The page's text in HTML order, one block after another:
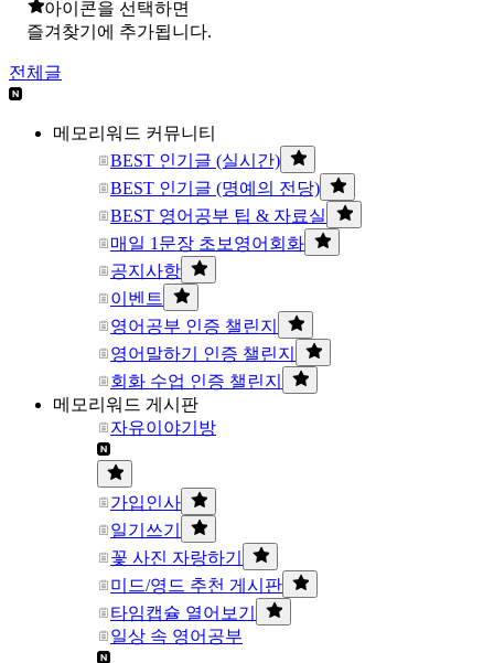
아이콘을 선택하면
즐겨찾기에 추가됩니다.
전체글
메모리워드 커뮤니티
BEST 인기글 (실시간)
BEST 인기글 (명예의 전당)
BEST 영어공부 팁 & 자료실
매일 1문장 초보영어회화
공지사항
이벤트
영어공부 인증 챌린지
영어말하기 인증 챌린지
회화 수업 인증 챌린지
메모리워드 게시판
자유이야기방
가입인사
일기쓰기
꽃 사진 자랑하기
미드/영드 추천 게시판
타임캡슐 열어보기
일상 속 영어공부